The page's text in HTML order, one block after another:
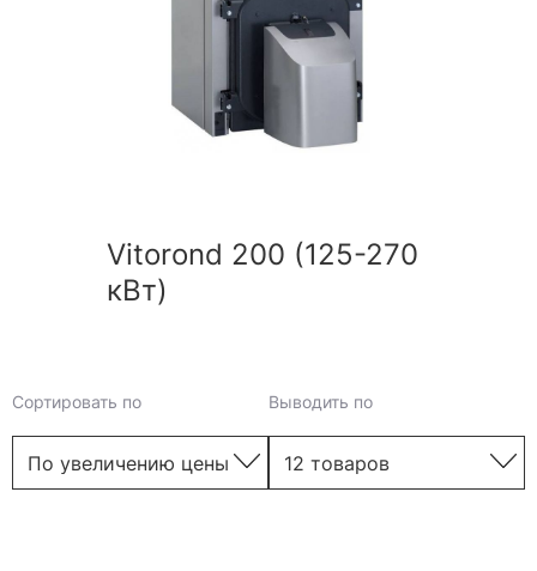
Vitorond 200 (125-270
кВт)
Сортировать по Выводить по